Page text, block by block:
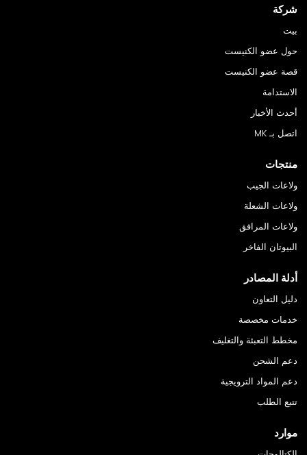
شركة
بيت
حول عضو الكنيست
قصة عضو الكنيست
الاستدامة
أحدث الأخبار
اتصل بـ MK
منتجات
ولاعات الجيب
ولاعات الشعلة
ولاعات المرافق
البيوتان الفاخر
أدلة المصادر
دليل التعاون
خدمات مخصصة
مخطط التعبئة والتغليف
دعم الشحن
دعم المواد الترويجية
تتبع الطلب
موارد